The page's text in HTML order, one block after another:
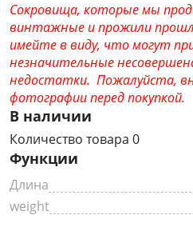
Сокровища, которые мы
винтажные и прожили
имейте в виду, что могут
незначительные
недостатки. Пожалуйста,
фотографии перед покупкой.
В наличии
Количество товара 0
Функции
Длина
weight